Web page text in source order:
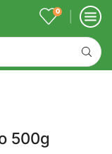
0
500g